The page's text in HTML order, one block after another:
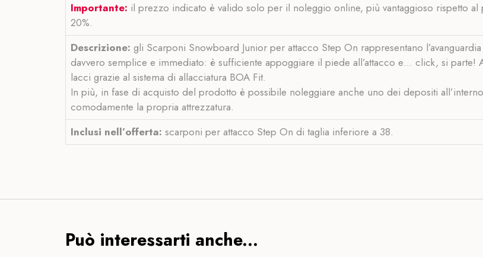
Importante: il prezzo indicato è valido solo per il noleggio online, più vantaggioso rispetto
20%.
Descrizione: gli Scarponi Snowboard Junior per attacco Step On rappresentano
davvero semplice e immediato: è sufficiente appoggiare il piede all’attacco e… click, si parte!
lacci grazie al sistema di allacciatura BOA Fit.
In più, in fase di acquisto del prodotto è possibile noleggiare anche uno dei depositi
comodamente la propria attrezzatura.
Inclusi nell’offerta: scarponi per attacco Step On di taglia inferiore a 38.
Può interessarti anche...